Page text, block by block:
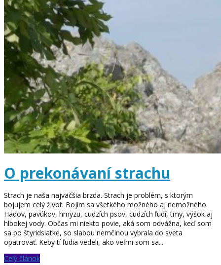
O prekonávaní strachu
Strach je naša najväčšia brzda. Strach je problém, s ktorým
bojujem celý život. Bojím sa všetkého možného aj nemožného.
Hadov, pavúkov, hmyzu, cudzích psov, cudzích ľudí, tmy, výšok aj
hlbokej vody. Občas mi niekto povie, aká som odvážna, keď som
sa po štyridsiatke, so slabou nemčinou vybrala do sveta
opatrovať. Keby tí ľudia vedeli, ako veľmi som sa...
Celý článok